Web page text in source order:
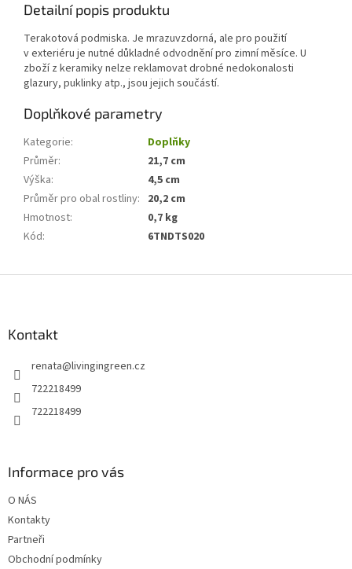
Detailní popis produktu
Terakotová podmiska. Je mrazuvzdorná, ale pro použití
v exteriéru je nutné důkladné odvodnění pro zimní měsíce. U
zboží z keramiky nelze reklamovat drobné nedokonalosti
glazury, puklinky atp., jsou jejich součástí.
Doplňkové parametry
Kategorie:
Doplňky
Průměr:
21,7 cm
Výška:
4,5 cm
Průměr pro obal rostliny: 20,2 cm
Hmotnost:
0,7 kg
Kód: 6TNDTS020
Kontakt
renata@livingingreen.cz
722218499
722218499
Informace pro vás
O NÁS
Kontakty
Partneři
Obchodní podmínky